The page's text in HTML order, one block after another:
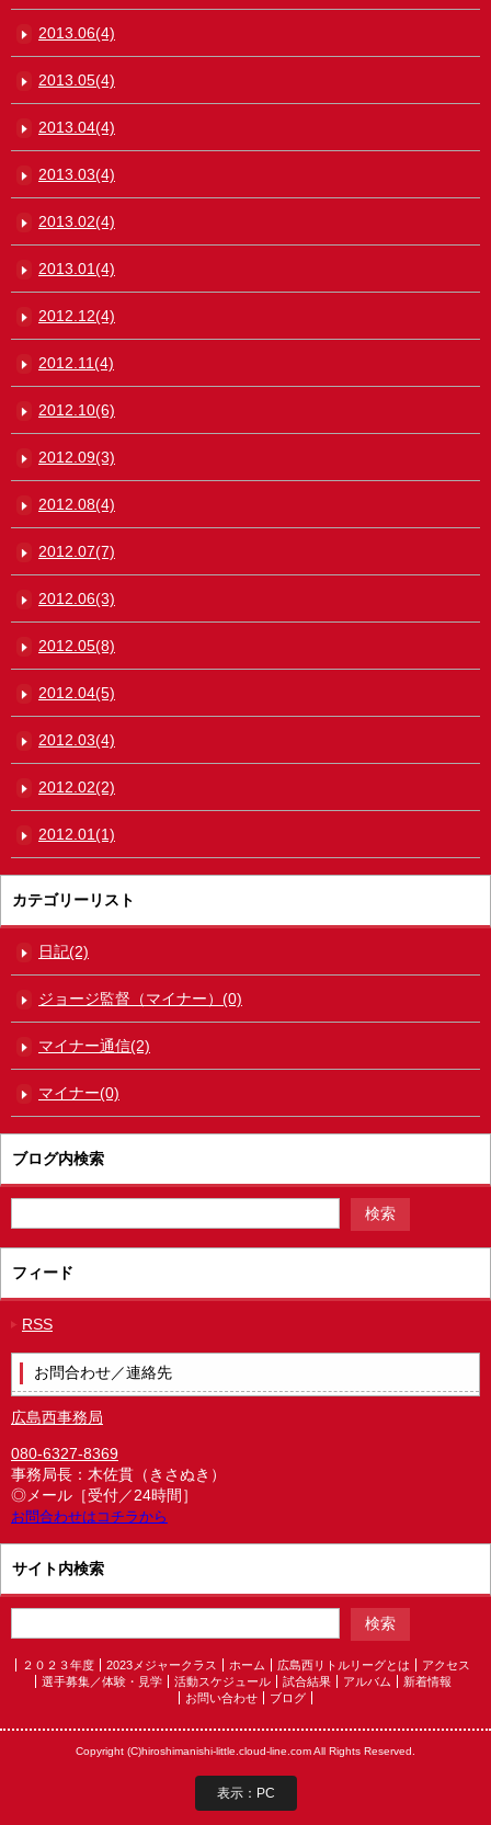
2013.06(4)
2013.05(4)
2013.04(4)
2013.03(4)
2013.02(4)
2013.01(4)
2012.12(4)
2012.11(4)
2012.10(6)
2012.09(3)
2012.08(4)
2012.07(7)
2012.06(3)
2012.05(8)
2012.04(5)
2012.03(4)
2012.02(2)
2012.01(1)
カテゴリーリスト
日記(2)
ジョージ監督（マイナー）(0)
マイナー通信(2)
マイナー(0)
ブログ内検索
フィード
RSS
お問合わせ／連絡先
広島西事務局
080-6327-8369
事務局長：木佐貫（きさぬき）
◎メール［受付／24時間］
お問合わせはコチラから
サイト内検索
２０２３年度 2023メジャークラス ホーム 広島西リトルリーグとは
アクセス
選手募集／体験・見学
活動スケジュール 試合結果 アルバム
新着情報
お問い合わせ
ブログ
Copyright (C)hiroshimanishi-little.cloud-line.com All Rights Reserved.
表示：PC